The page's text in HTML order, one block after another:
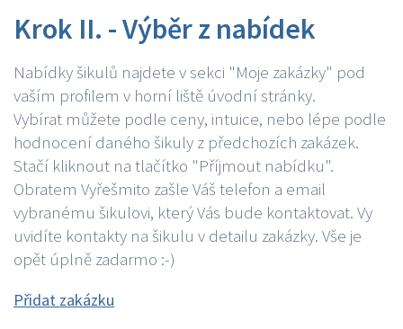
Krok II. - Výběr z nabídek
Nabídky šikulů najdete v sekci "Moje zakázky" pod
vaším profilem v horní liště úvodní stránky.
Vybírat můžete podle ceny, intuice, nebo lépe podle
hodnocení daného šikuly z předchozích zakázek.
Stačí kliknout na tlačítko "Příjmout nabídku".
Obratem Vyřešmito zašle Váš telefon a email
vybranému šikulovi, který Vás bude kontaktovat. Vy
uvidíte kontakty na šikulu v detailu zakázky. Vše je
opět úplně zadarmo :-)
Přidat zakázku